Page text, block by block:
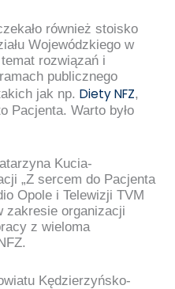
również stoisko
Wojewódzkiego w
rozwiązań i
publicznego
jak np. Diety NFZ,
Pacjenta. Warto było
Kucia-
„Z sercem do Pacjenta
Opole i Telewizji TVM
zakresie organizacji
z wieloma
Kędzierzyńsko-